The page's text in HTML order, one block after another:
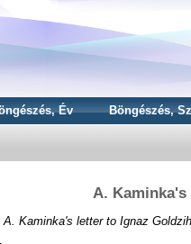
Év Böngészés,
A.
A. Kaminka's letter to Ignaz